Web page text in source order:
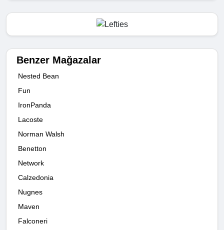
Benzer Mağazalar
Nested Bean
Fun
IronPanda
Lacoste
Norman Walsh
Benetton
Network
Calzedonia
Nugnes
Maven
Falconeri